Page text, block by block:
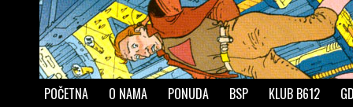
POČETNA O NAMA PONUDA BSP KLUB B612